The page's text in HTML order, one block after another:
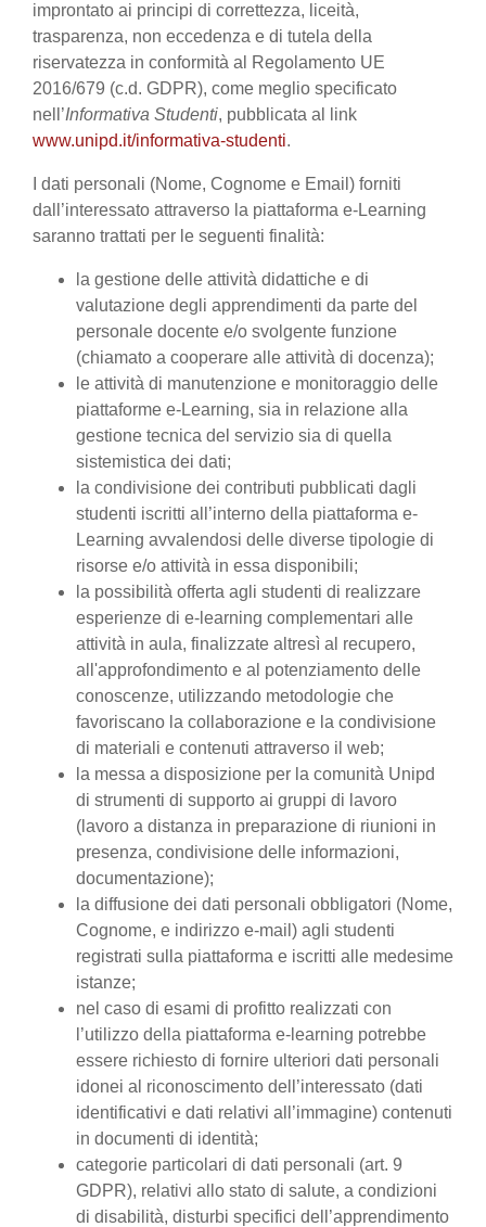
improntato ai principi di correttezza, liceità,
trasparenza, non eccedenza e di tutela della
riservatezza in conformità al Regolamento UE
2016/679 (c.d. GDPR), come meglio specificato
nell’Informativa Studenti, pubblicata al link
www.unipd.it/informativa-studenti.
I dati personali (Nome, Cognome e Email) forniti
dall’interessato attraverso la piattaforma e-Learning
saranno trattati per le seguenti finalità:
la gestione delle attività didattiche e di
valutazione degli apprendimenti da parte del
personale docente e/o svolgente funzione
(chiamato a cooperare alle attività di docenza);
le attività di manutenzione e monitoraggio delle
piattaforme e-Learning, sia in relazione alla
gestione tecnica del servizio sia di quella
sistemistica dei dati;
la condivisione dei contributi pubblicati dagli
studenti iscritti all’interno della piattaforma e-
Learning avvalendosi delle diverse tipologie di
risorse e/o attività in essa disponibili;
la possibilità offerta agli studenti di realizzare
esperienze di e-learning complementari alle
attività in aula, finalizzate altresì al recupero,
all'approfondimento e al potenziamento delle
conoscenze, utilizzando metodologie che
favoriscano la collaborazione e la condivisione
di materiali e contenuti attraverso il web;
la messa a disposizione per la comunità Unipd
di strumenti di supporto ai gruppi di lavoro
(lavoro a distanza in preparazione di riunioni in
presenza, condivisione delle informazioni,
documentazione);
la diffusione dei dati personali obbligatori (Nome,
Cognome, e indirizzo e-mail) agli studenti
registrati sulla piattaforma e iscritti alle medesime
istanze;
nel caso di esami di profitto realizzati con
l’utilizzo della piattaforma e-learning potrebbe
essere richiesto di fornire ulteriori dati personali
idonei al riconoscimento dell’interessato (dati
identificativi e dati relativi all’immagine) contenuti
in documenti di identità;
categorie particolari di dati personali (art. 9
GDPR), relativi allo stato di salute, a condizioni
di disabilità, disturbi specifici dell’apprendimento